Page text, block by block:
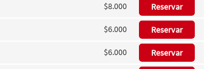
$8.000 Reservar
$6.000 Reservar
$6.000 Reservar